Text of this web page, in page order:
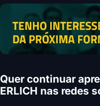
Quer continuar
ERLICH nas redes